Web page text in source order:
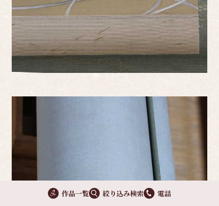
作品一覧 絞り込み検索 電話